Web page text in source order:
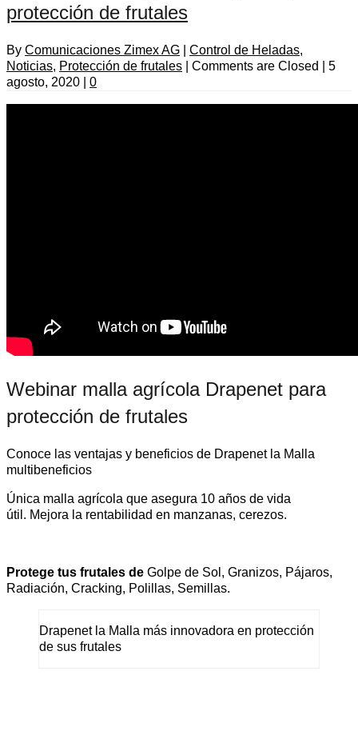
protección de frutales
By Comunicaciones Zimex AG Control de Heladas,
Noticias, Protección de frutales Comments are Closed
5
agosto, 2020
0
Webinar malla agrícola Drapenet para
protección de frutales
Conoce las ventajas y beneficios de Drapenet la Malla
multibeneficios
Única malla agrícola que asegura 10 años de vida
útil. Mejora la rentabilidad en manzanas, cerezos.
Protege tus frutales de Golpe de Sol, Granizos, Pájaros,
Radiación, Cracking, Polillas, Semillas.
Drapenet la Malla más innovadora en protección
de sus frutales